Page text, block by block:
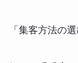
「集客方法の選